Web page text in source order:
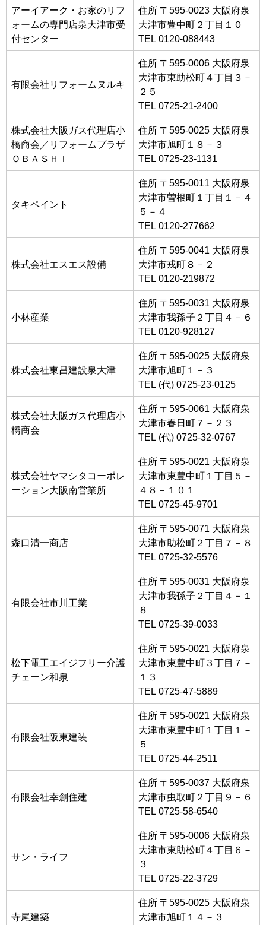
アーイアーク・お家のリフ
ォームの専門店泉大津市受
付センター
住所 〒595-0023 大阪府泉
大津市豊中町２丁目１０
TEL 0120-088443
有限会社リフォームヌルキ
住所 〒595-0006 大阪府泉
大津市東助松町４丁目３－
２５
TEL 0725-21-2400
株式会社大阪ガス代理店小
橋商会／リフォームプラザ
ＯＢＡＳＨＩ
住所 〒595-0025 大阪府泉
大津市旭町１８－３
TEL 0725-23-1131
タキペイント
住所 〒595-0011 大阪府泉
大津市曽根町１丁目１－４
５－４
TEL 0120-277662
株式会社エスエス設備
住所 〒595-0041 大阪府泉
大津市戎町８－２
TEL 0120-219872
小林産業
住所 〒595-0031 大阪府泉
大津市我孫子２丁目４－６
TEL 0120-928127
株式会社東昌建設泉大津
住所 〒595-0025 大阪府泉
大津市旭町１－３
TEL (代) 0725-23-0125
株式会社大阪ガス代理店小
橋商会
住所 〒595-0061 大阪府泉
大津市春日町７－２３
TEL (代) 0725-32-0767
株式会社ヤマシタコーポレ
ーション大阪南営業所
住所 〒595-0021 大阪府泉
大津市東豊中町１丁目５－
４８－１０１
TEL 0725-45-9701
森口清一商店
住所 〒595-0071 大阪府泉
大津市助松町２丁目７－８
TEL 0725-32-5576
有限会社市川工業
住所 〒595-0031 大阪府泉
大津市我孫子２丁目４－１
８
TEL 0725-39-0033
松下電工エイジフリー介護
チェーン和泉
住所 〒595-0021 大阪府泉
大津市東豊中町３丁目７－
１３
TEL 0725-47-5889
有限会社阪東建装
住所 〒595-0021 大阪府泉
大津市東豊中町１丁目１－
５
TEL 0725-44-2511
有限会社幸創住建
住所 〒595-0037 大阪府泉
大津市虫取町２丁目９－６
TEL 0725-58-6540
サン・ライフ
住所 〒595-0006 大阪府泉
大津市東助松町４丁目６－
３
TEL 0725-22-3729
寺尾建築
住所 〒595-0025 大阪府泉
大津市旭町１４－３